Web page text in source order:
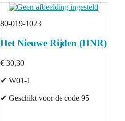
80-019-1023
Het Nieuwe Rijden (HNR)
€ 30,30
✔ W01-1
✔ Geschikt voor de code 95